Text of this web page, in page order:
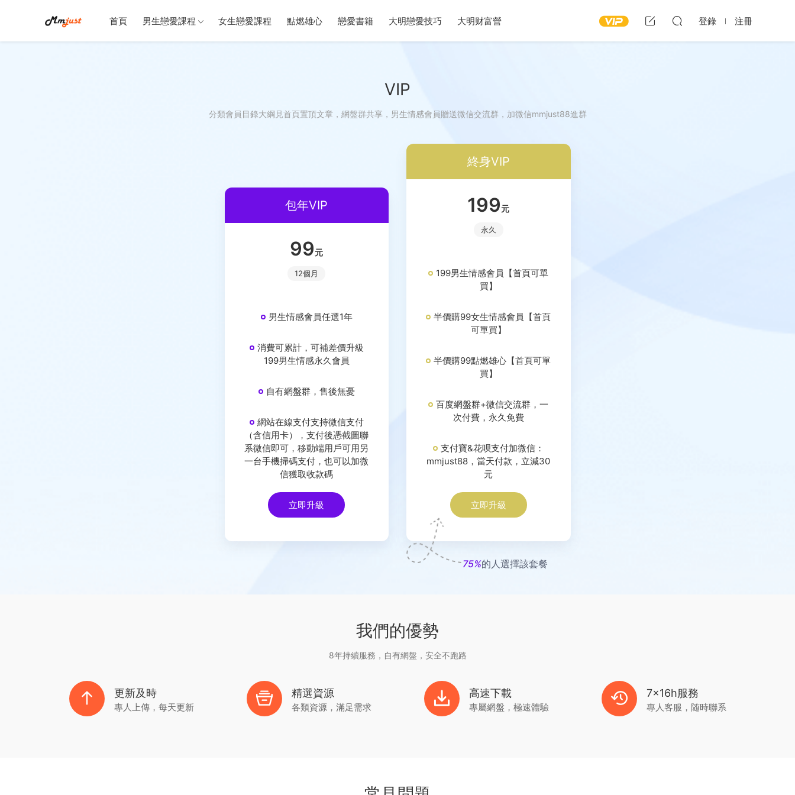
首頁 男生戀愛課程 女生戀愛課程 點燃雄心 戀愛書籍 大明戀愛技巧 大明财富營 登錄 注冊
VIP
分類會員目錄大綱見首頁置頂文章，網盤群共享，男生情感會員贈送微信交流群，加微信mmjust88進群
包年VIP
99元
12個月
男生情感會員任選1年
消費可累計，可補差價升級
199男生情感永久會員
自有網盤群，售後無憂
網站在線支付支持微信支付
（含信用卡），支付後憑截圖聯
系微信即可，移動端用戶可用另
一台手機掃碼支付，也可以加微
信獲取收款碼
立即升級
終身VIP
199元
永久
199男生情感會員【首頁可單
買】
半價購99女生情感會員【首頁
可單買】
半價購99點燃雄心【首頁可單
買】
百度網盤群+微信交流群，一
次付費，永久免費
支付寶&花呗支付加微信：
mmjust88，當天付款，立減30
元
立即升級
75%的人選擇該套餐
我們的優勢
8年持續服務，自有網盤，安全不跑路
更新及時
專人上傳，每天更新
精選資源
各類資源，滿足需求
高速下載
專屬網盤，極速體驗
7x16h服務
專人客服，随時聯系